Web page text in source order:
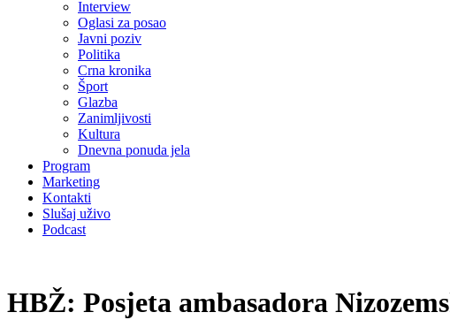
Interview
Oglasi za posao
Javni poziv
Politika
Crna kronika
Šport
Glazba
Zanimljivosti
Kultura
Dnevna ponuda jela
Program
Marketing
Kontakti
Slušaj uživo
Podcast
HBŽ: Posjeta ambasadora